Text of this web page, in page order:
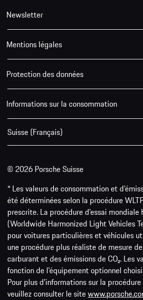
Newsletter
Mentions légales
Protection des données
Informations sur la consommation
Suisse (Français)
© 2026 Porsche Suisse
* Les valeurs de consommation et
été déterminées selon la procédure
prescrite. La procédure d'essai mondiale
(Worldwide Harmonized Light Vehicles
pour voitures particulières et véhicules
une procédure plus réaliste de mesure
carburant et des émissions de CO₂. Les
fonction de l'équipement optionnel
Pour plus d'informations sur la procédure
veuillez consulter le site